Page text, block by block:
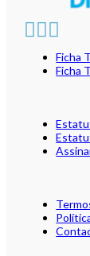
Ficha
Ficha